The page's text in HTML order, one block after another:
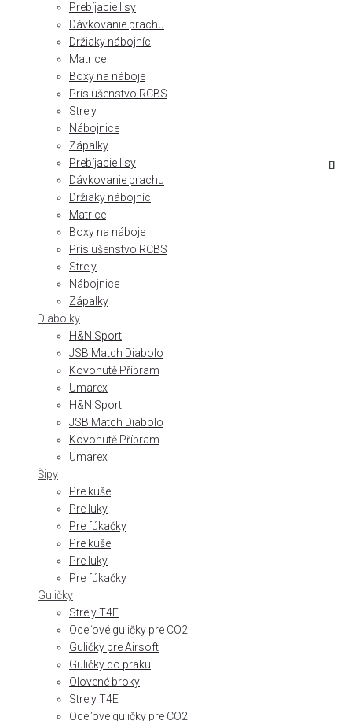
Prebíjacie lisy
Dávkovanie prachu
Držiaky nábojníc
Matrice
Boxy na náboje
Príslušenstvo RCBS
Strely
Nábojnice
Zápalky
Prebíjacie lisy
Dávkovanie prachu
Držiaky nábojníc
Matrice
Boxy na náboje
Príslušenstvo RCBS
Strely
Nábojnice
Zápalky
Diabolky
H&N Sport
JSB Match Diabolo
Kovohutě Příbram
Umarex
H&N Sport
JSB Match Diabolo
Kovohutě Příbram
Umarex
Šipy
Pre kuše
Pre luky
Pre fúkačky
Pre kuše
Pre luky
Pre fúkačky
Guličky
Strely T4E
Oceľové guličky pre CO2
Guličky pre Airsoft
Guličky do praku
Olovené broky
Strely T4E
Oceľové guličky pre CO2